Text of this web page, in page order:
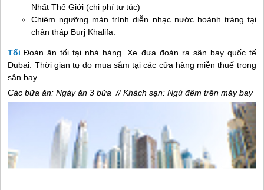
Nhất Thế Giới (chi phí tự túc)
Chiêm ngưỡng màn trình diễn nhạc nước hoành tráng tại
chân tháp Burj Khalifa.
Tối Đoàn ăn tối tại nhà hàng. Xe đưa đoàn ra sân bay quốc tế
Dubai. Thời gian tự do mua sắm tại các cửa hàng miễn thuế trong
sân bay.
Các bữa ăn: Ngày ăn 3 bữa // Khách sạn: Ngủ đêm trên máy bay